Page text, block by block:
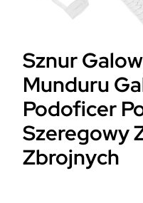
Sznur
Munduru
Podoficer
Szeregowy
Zbrojnych